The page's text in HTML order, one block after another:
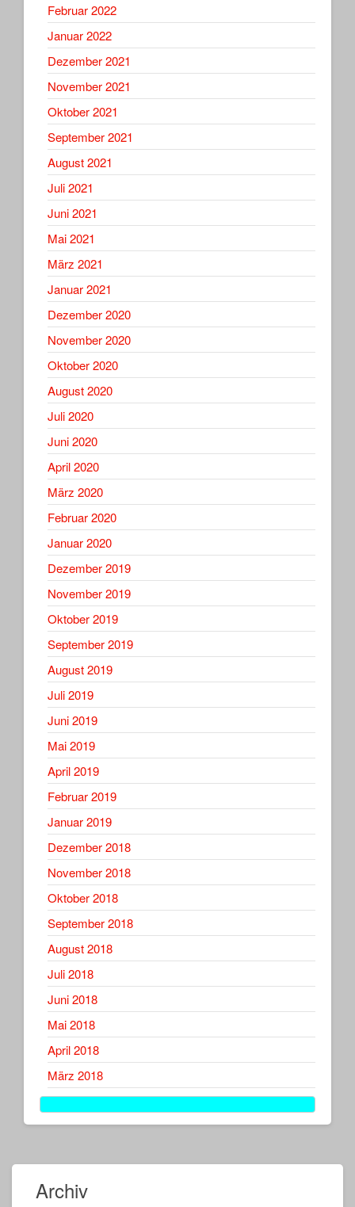
Februar 2022
Januar 2022
Dezember 2021
November 2021
Oktober 2021
September 2021
August 2021
Juli 2021
Juni 2021
Mai 2021
März 2021
Januar 2021
Dezember 2020
November 2020
Oktober 2020
August 2020
Juli 2020
Juni 2020
April 2020
März 2020
Februar 2020
Januar 2020
Dezember 2019
November 2019
Oktober 2019
September 2019
August 2019
Juli 2019
Juni 2019
Mai 2019
April 2019
Februar 2019
Januar 2019
Dezember 2018
November 2018
Oktober 2018
September 2018
August 2018
Juli 2018
Juni 2018
Mai 2018
April 2018
März 2018
Archiv